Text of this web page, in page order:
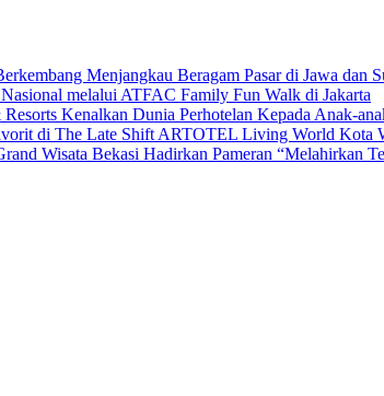
Menjangkau Beragam Pasar di Jawa dan
melalui ATFAC Family Fun Walk di Jakarta
Kenalkan Dunia Perhotelan Kepada Anak-
di The Late Shift ARTOTEL Living World Kota
Wisata Bekasi Hadirkan Pameran “Melahirkan